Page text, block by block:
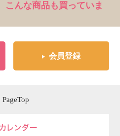
こんな商品も買っていま
会員登録
PageTop